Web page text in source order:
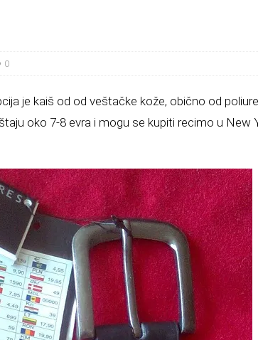
0
je kaiš od od veštačke kože, obično od
oko 7-8 evra i mogu se kupiti recimo u New